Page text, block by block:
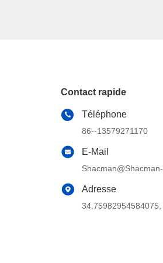
Contact rapide
Téléphone
86--13579271170
E-Mail
Adresse